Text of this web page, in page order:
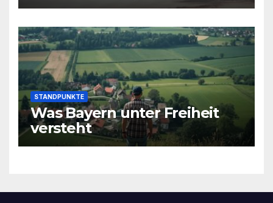
STANDPUNKTE
Was Bayern unter Freiheit
versteht